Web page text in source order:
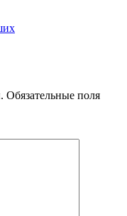
Обязательные поля